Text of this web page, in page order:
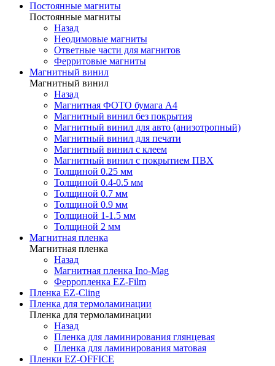
Постоянные магниты
Постоянные магниты
Назад
Неодимовые магниты
Ответные части для магнитов
Ферритовые магниты
Магнитный винил
Магнитный винил
Назад
Магнитная ФОТО бумага А4
Магнитный винил без покрытия
Магнитный винил для авто (анизотропный)
Магнитный винил для печати
Магнитный винил с клеем
Магнитный винил с покрытием ПВХ
Толщиной 0.25 мм
Толщиной 0.4-0.5 мм
Толщиной 0.7 мм
Толщиной 0.9 мм
Толщиной 1-1.5 мм
Толщиной 2 мм
Магнитная пленка
Магнитная пленка
Назад
Магнитная пленка Ino-Mag
Ферропленка EZ-Film
Пленка EZ-Cling
Пленка для термоламинации
Пленка для термоламинации
Назад
Пленка для ламинирования глянцевая
Пленка для ламинирования матовая
Пленки EZ-OFFICE